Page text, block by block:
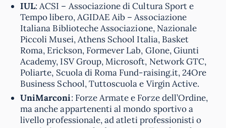
IUL: ACSI – Associazione di Cultura Sport e
Tempo libero, AGIDAE Aib – Associazione
Italiana Biblioteche Associazione, Nazionale
Piccoli Musei, Athens School Italia, Basket
Roma, Erickson, Formever Lab, GIone, Giunti
Academy, ISV Group, Microsoft, Network GTC,
Poliarte, Scuola di Roma Fund-raising.it, 24Ore
Business School, Tuttoscuola e Virgin Active.
UniMarconi: Forze Armate e Forze dell’Ordine,
ma anche appartenenti al mondo sportivo a
livello professionale, ad atleti professionisti o